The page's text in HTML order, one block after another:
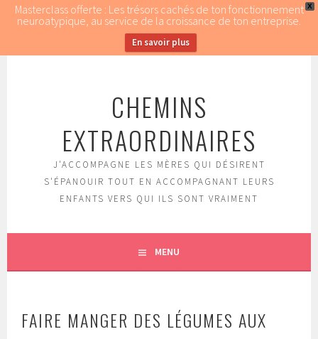
X
Masterclass offerte : Les trésors cachés de ton fonctionnement
neuroatypique, au service de la croissance de ton entreprise.
En savoir plus
CHEMINS
EXTRAORDINAIRES
J'ACCOMPAGNE LES MÈRES QUI DÉSIRENT
S'ÉPANOUIR TOUT EN ACCOMPAGNANT LEURS
ENFANTS VERS QUI ILS SONT VRAIMENT
MENU
FAIRE MANGER DES LÉGUMES AUX